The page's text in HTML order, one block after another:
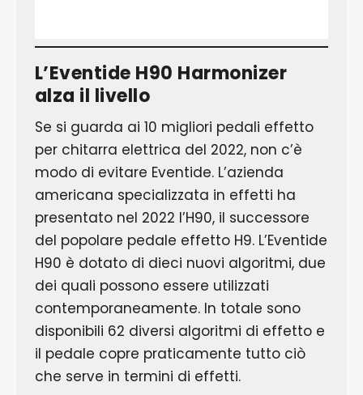
L’Eventide H90 Harmonizer
alza il livello
Se si guarda ai 10 migliori pedali effetto
per chitarra elettrica del 2022, non c’è
modo di evitare Eventide. L’azienda
americana specializzata in effetti ha
presentato nel 2022 l’H90, il successore
del popolare pedale effetto H9. L’Eventide
H90 è dotato di dieci nuovi algoritmi, due
dei quali possono essere utilizzati
contemporaneamente. In totale sono
disponibili 62 diversi algoritmi di effetto e
il pedale copre praticamente tutto ciò
che serve in termini di effetti.